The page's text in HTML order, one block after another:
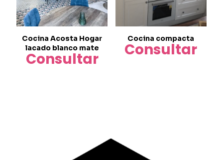
Cocina Acosta Hogar
lacado blanco mate
Consultar
Cocina compacta
Consultar